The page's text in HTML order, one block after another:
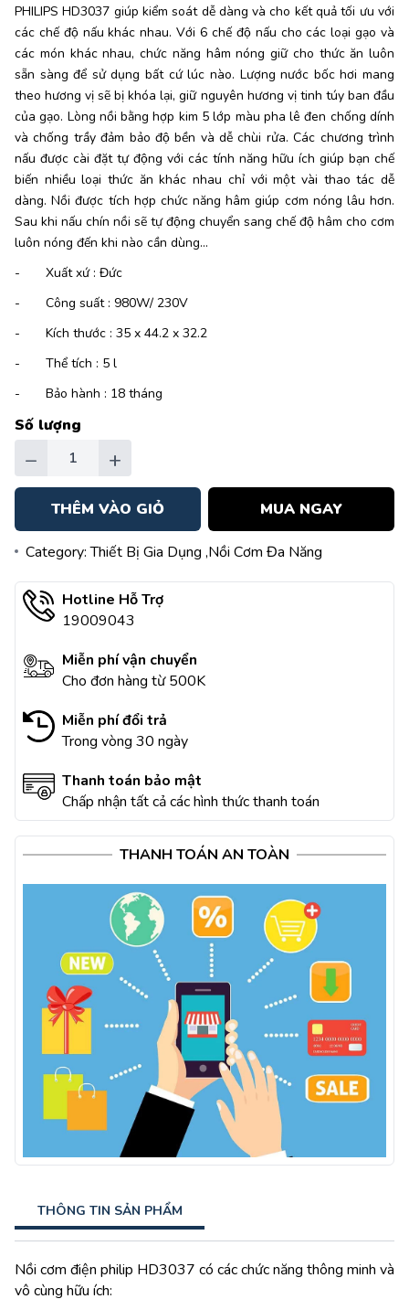
PHILIPS HD3037 giúp kiểm soát dễ dàng và cho kết quả tối ưu với
các chế độ nấu khác nhau. Với 6 chế độ nấu cho các loại gạo và
các món khác nhau, chức năng hâm nóng giữ cho thức ăn luôn
sẵn sàng để sử dụng bất cứ lúc nào. Lượng nước bốc hơi mang
theo hương vị sẽ bị khóa lại, giữ nguyên hương vị tinh túy ban đầu
của gạo. Lòng nồi bằng hợp kim 5 lớp màu pha lê đen chống dính
và chống trầy đảm bảo độ bền và dễ chùi rửa. Các chương trình
nấu được cài đặt tự động với các tính năng hữu ích giúp bạn chế
biến nhiều loại thức ăn khác nhau chỉ với một vài thao tác dễ
dàng. Nồi được tích hợp chức năng hâm giúp cơm nóng lâu hơn.
Sau khi nấu chín nồi sẽ tự động chuyển sang chế độ hâm cho cơm
luôn nóng đến khi nào cần dùng...
- Xuất xứ : Đức
- Công suất : 980W/ 230V
- Kích thước : 35 x 44.2 x 32.2
- Thể tích : 5 l
- Bảo hành : 18 tháng
Số lượng
− +
THÊM VÀO GIỎ MUA NGAY
Category:Thiết Bị Gia Dụng ,Nồi Cơm Đa Năng
Hotline Hỗ Trợ
19009043
Miễn phí vận chuyển
Cho đơn hàng từ 500K
Miễn phí đổi trả
Trong vòng 30 ngày
Thanh toán bảo mật
Chấp nhận tất cả các hình thức thanh toán
THANH TOÁN AN TOÀN
THÔNG TIN SẢN PHẨM
Nồi cơm điện philip HD3037 có các chức năng thông minh và
vô cùng hữu ích: